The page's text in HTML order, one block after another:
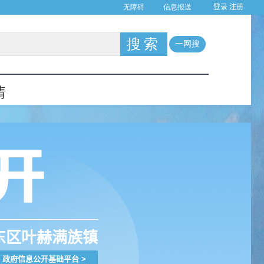
登录 注册
区叶赫满族镇
政府信息公开基础平台 >